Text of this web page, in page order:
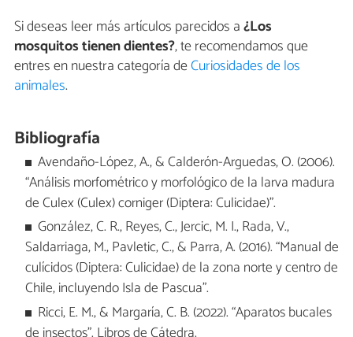
Si deseas leer más artículos parecidos a¿Los
mosquitos tienen dientes?, te recomendamos que
entres en nuestra categoría deCuriosidades de los
animales.
Bibliografía
Avendaño-López, A., & Calderón-Arguedas, O. (2006).
“Análisis morfométrico y morfológico de la larva madura
de Culex (Culex) corniger (Diptera: Culicidae)”.
González, C. R., Reyes, C., Jercic, M. I., Rada, V.,
Saldarriaga, M., Pavletic, C., & Parra, A. (2016). “Manual de
culícidos (Diptera: Culicidae) de la zona norte y centro de
Chile, incluyendo Isla de Pascua”.
Ricci, E. M., & Margaría, C. B. (2022). “Aparatos bucales